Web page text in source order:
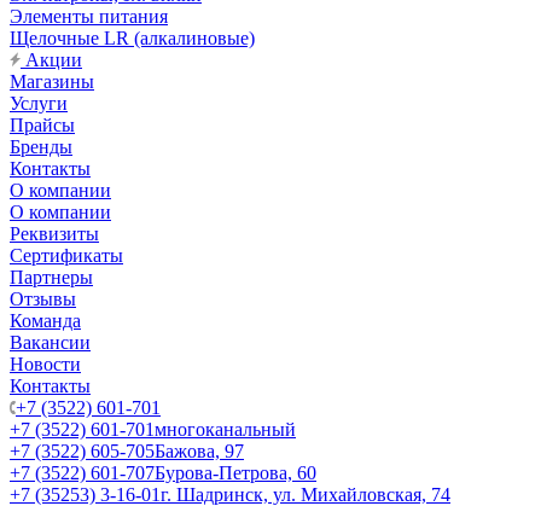
Элементы питания
Щелочные LR (алкалиновые)
Акции
Магазины
Услуги
Прайсы
Бренды
Контакты
О компании
О компании
Реквизиты
Сертификаты
Партнеры
Отзывы
Команда
Вакансии
Новости
Контакты
+7 (3522) 601-701
+7 (3522) 601-701многоканальный
+7 (3522) 605-705Бажова, 97
+7 (3522) 601-707Бурова-Петрова, 60
+7 (35253) 3-16-01г. Шадринск, ул. Михайловская, 74